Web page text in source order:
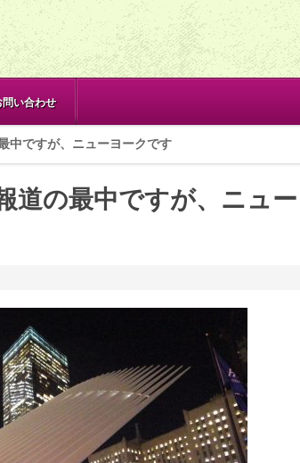
問い合わせ
中ですが、ニューヨークです
道の最中ですが、ニュー